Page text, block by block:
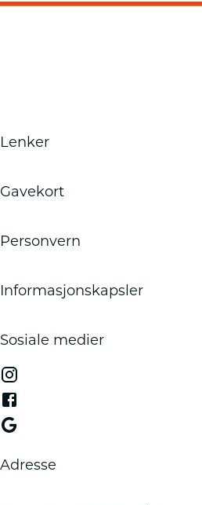
Lenker
Gavekort
Personvern
Informasjonskapsler
Sosiale medier
Adresse